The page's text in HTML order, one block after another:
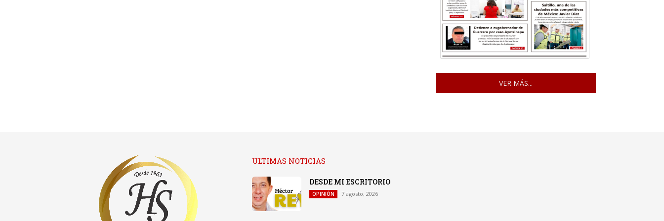
VER MÁS...
ULTIMAS NOTICIAS
DESDE MI ESCRITORIO
OPINIÓN 7 agosto, 2026